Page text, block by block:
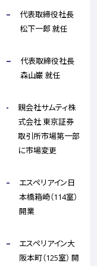
代表取締役社長
松下一郎 就任
代表取締役社長
森山巌 就任
親会社サムティ株
式会社 東京証券
取引所市場第一部
に市場変更
エスペリアイン日
本橋箱崎（114室）
開業
エスペリアイン大
阪本町（125室） 開